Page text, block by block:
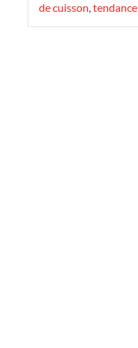
de cuisson,tendance